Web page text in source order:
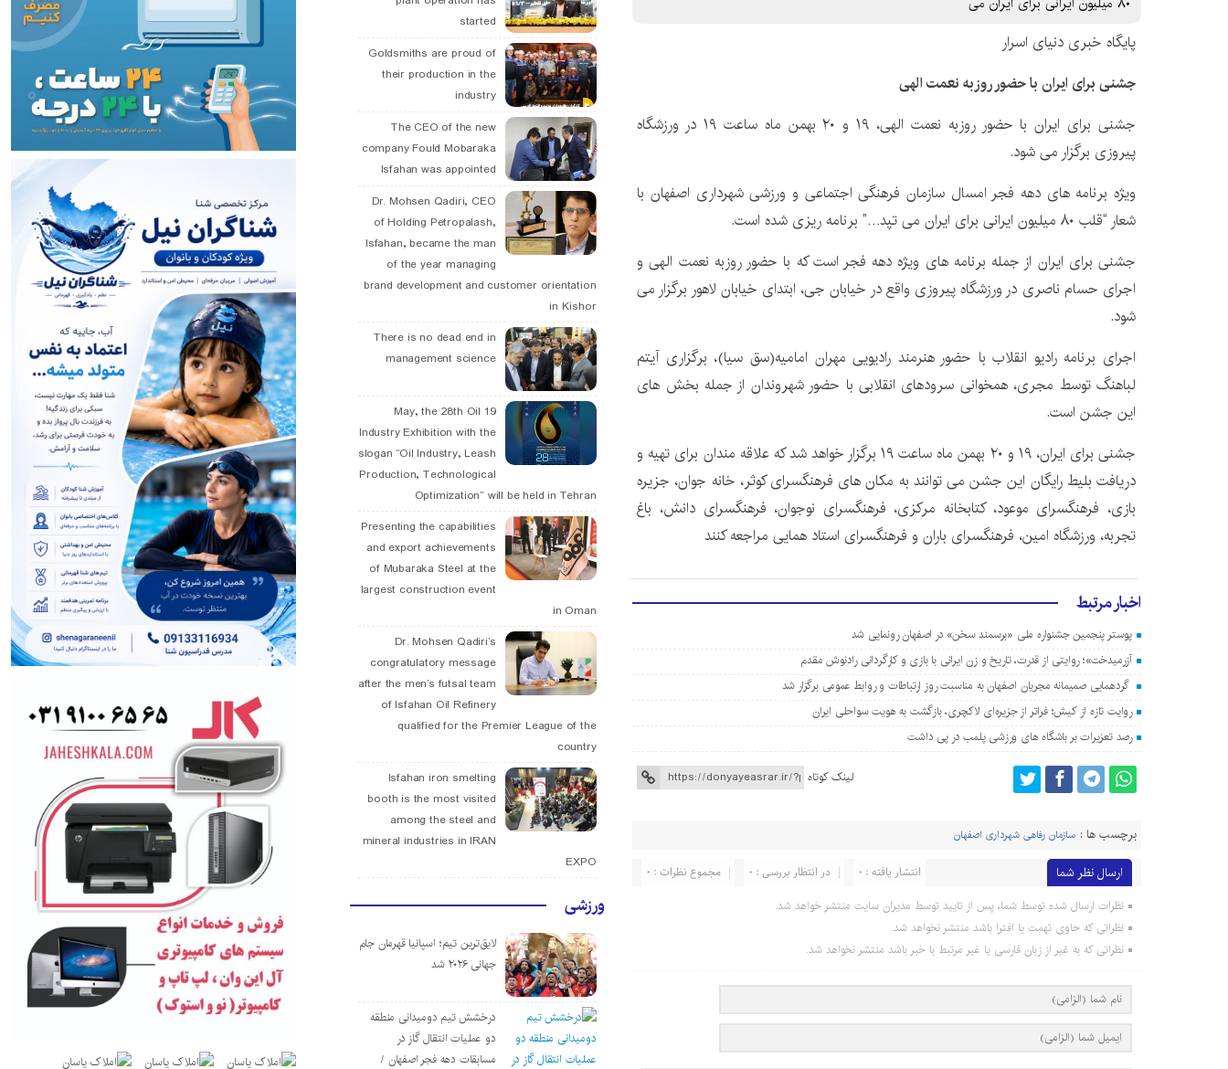
پایگاه خبری دنیای اسرار
جشنی برای ایران با حضور روزبه نعمت الهی
جشنی برای ایران با حضور روزبه نعمت الهی، ۱۹ و ۲۰ بهمن ماه ساعت ۱۹ در ورزشگاه
پیروزی برگزار می شود.
ویژه برنامه های دهه فجر امسال سازمان فرهنگی اجتماعی و ورزشی شهرداری اصفهان با
شعار “قلب ۸۰ میلیون ایرانی برای ایران می تپد…” برنامه ریزی شده است.
جشنی برای ایران از جمله برنامه های ویژه دهه فجر است که با حضور روزبه نعمت الهی و
اجرای حسام ناصری در ورزشگاه پیروزی واقع در خیابان جی، ابتدای خیابان لاهور برگزار می
شود.
اجرای برنامه رادیو انقلاب با حضور هنرمند رادیویی مهران امامیه(سق سیا)، برگزاری آیتم
لباهنگ توسط مجری، همخوانی سرودهای انقلابی با حضور شهروندان از جمله بخش های
این جشن است.
جشنی برای ایران، ۱۹ و ۲۰ بهمن ماه ساعت ۱۹ برگزار خواهد شد که علاقه مندان برای تهیه و
دریافت بلیط رایگان این جشن می توانند به مکان های فرهنگسرای کوثر، خانه جوان، جزیره
بازی، فرهنگسرای موعود، کتابخانه مرکزی، فرهنگسرای نوجوان، فرهنگسرای دانش، باغ
تجربه، ورزشگاه امین، فرهنگسرای باران و فرهنگسرای استاد همایی مراجعه کنند
اخبار مرتبط
پوستر پنجمین جشنواره ملی «برسمند سخن» در اصفهان رونمایی شد
آزرمیدخت»؛ روایتی از قدرت، تاریخ و زن ایرانی با بازی و کارگردانی رادنوش مقدم
گردهمایی صمیمانه مجریان اصفهان به مناسبت روز ارتباطات و روابط عمومی برگزار شد
روایت تازه از کیش؛ فراتر از جزیره‌ای لاکچری، بازگشت به هویت سواحلی ایران
رصد تعزیرات بر باشگاه های ورزشی پلمب در پی داشت
لینک کوتاه
برچسب ها : سازمان رفاهی شهرداری اصفهان
ارسال نظر شما مجموع نظرات : 0 در انتظار بررسی : 0 انتشار یافته : 0
نظرات ارسال شده توسط شما، پس از تایید توسط مدیران سایت منتشر خواهد شد.
نظراتی که حاوی تهمت یا افترا باشد منتشر نخواهد شد.
نظراتی که به غیر از زبان فارسی یا غیر مرتبط با خبر باشد منتشر نخواهد شد.
started
Goldsmiths are proud of
their production in the
industry
The CEO of the new
company Fould Mobaraka
Isfahan was appointed
Dr. Mohsen Qadiri, CEO
of Holding Petropalash,
Isfahan, became the man
of the year managing
brand development and customer orientation
in Kishor
There is no dead end in
management science
19 May, the 28th Oil
Industry Exhibition with the
slogan “Oil Industry, Leash
Production, Technological
Optimization” will be held in Tehran
Presenting the capabilities
and export achievements
of Mubaraka Steel at the
largest construction event
in Oman
Dr. Mohsen Qadiri’s
congratulatory message
after the men’s futsal team
of Isfahan Oil Refinery
qualified for the Premier League of the
country
Isfahan iron smelting
booth is the most visited
among the steel and
mineral industries in IRAN
EXPO
ورزشی
لایق‌ترین تیم؛ اسپانیا قهرمان جام
جهانی ۲۰۲۶ شد
درخشش تیم دومیدانی منطقه
دو عملیات انتقال گاز در
مسابقات دهه فجر اصفهان /